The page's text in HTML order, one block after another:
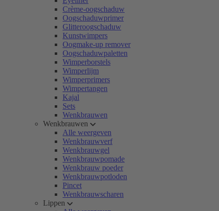
Crème-oogschaduw
Oogschaduwprimer
Glitteroogschaduw
Kunstwimpers
Oogmake-up remover
Oogschaduwpaletten
Wimperborstels
Wimperlijm
Wimperprimers
Wimpertangen
Kajal
Sets
Wenkbrauwen
Wenkbrauwen
Alle weergeven
Wenkbrauwverf
Wenkbrauwgel
Wenkbrauwpomade
Wenkbrauw poeder
Wenkbrauwpotloden
Pincet
Wenkbrauwscharen
Lippen